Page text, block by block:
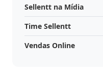
Sellentt na Mídia
Time Sellentt
Vendas Online